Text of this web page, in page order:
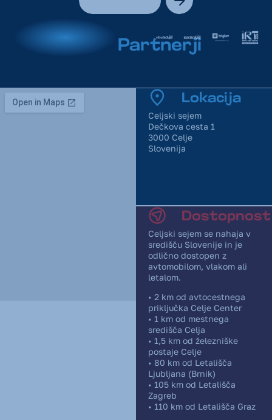
Partnerji
Lokacija
Celjski sejem
Dečkova cesta 1
3000 Celje
Slovenija
Dostopnost
Celjski sejem se nahaja v
središču Slovenije in je
odlično dostopen z
avtomobilom, vlakom ali
letalom.
• 2 km od avtocestnega
priključka Celje Center
• 1 km od mestnega
središča Celja
• 1,5 km od železniške
postaje Celje
• 80 km od Letališča
Ljubljana (Brnik)
• 105 km od Letališča
Zagreb
• 110 km od Letališča Graz